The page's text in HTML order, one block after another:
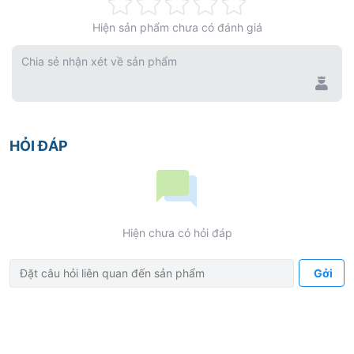
0%
Hiện sản phẩm chưa có đánh giá
Chia sẻ nhận xét về sản phẩm
HỎI ĐÁP
Hiện chưa có hỏi đáp
Gởi